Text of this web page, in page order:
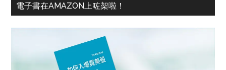
電子書在AMAZON上咗架啦！